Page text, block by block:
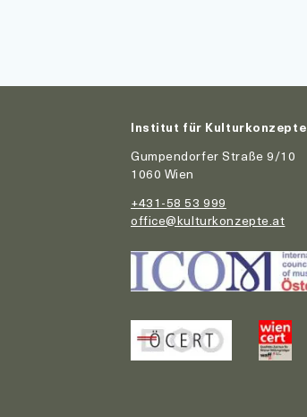
Institut für Kulturkonzepte
Gumpendorfer Straße 9/10
1060 Wien
+431-58 53 999
office@kulturkonzepte.at